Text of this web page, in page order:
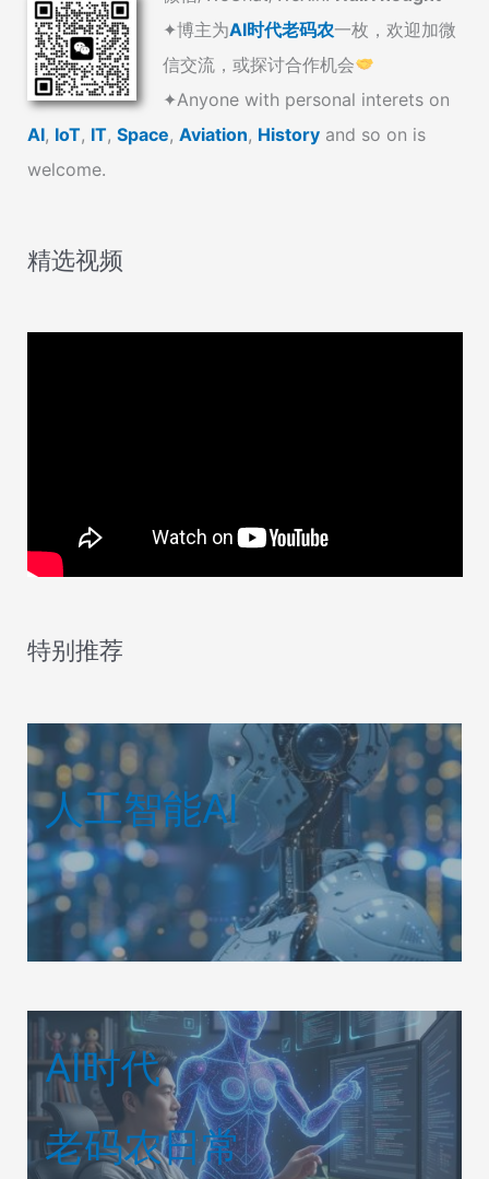
✦博主为AI时代老码农一枚，欢迎加微
信交流，或探讨合作机会
✦Anyone with personal interets on
AI, IoT, IT, Space, Aviation, History and so on is
welcome.
精选视频
特别推荐
人工智能AI
AI时代
老码农日常